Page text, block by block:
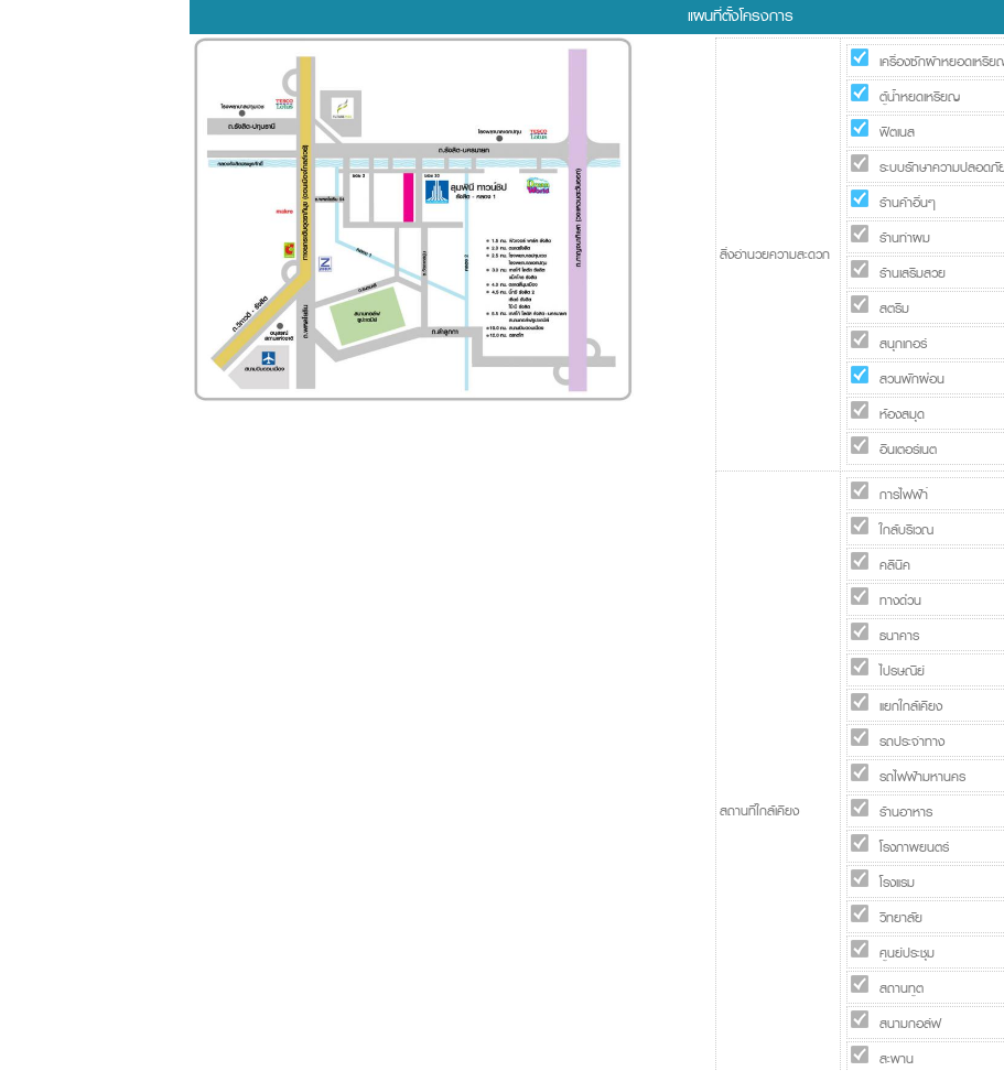
แผนที่ตั้งโครงการ
สิ่งอำนวยความสะดวก
เครื่องซักผ้าหยอดเหรี
ตู้น้ำหยดเหรียญ
ฟิตเนส
ระบบรักษาความปลอดภั
ร้านค้าอื่นๆ
ร้านทำผม
ร้านเสริมสวย
สตรีม
สนุกเกอร์
สวนพักผ่อน
ห้องสมุด
อินเตอร์เนต
สถานที่ใกล้เคียง
การไฟฟ้า่
ใกล้บริเวณ
คลีนิค
ทางด่วน
ธนาคาร
ไปรษณีย์
แยกใกล้เคียง
รถประจำทาง
รถไฟฟ้ามหานคร
ร้านอาหาร
โรงภาพยนตร์
โรงแรม
วิทยาลัย
ศูนย์ประชุม
สถานทูต
สนามกอล์ฟ
สะพาน